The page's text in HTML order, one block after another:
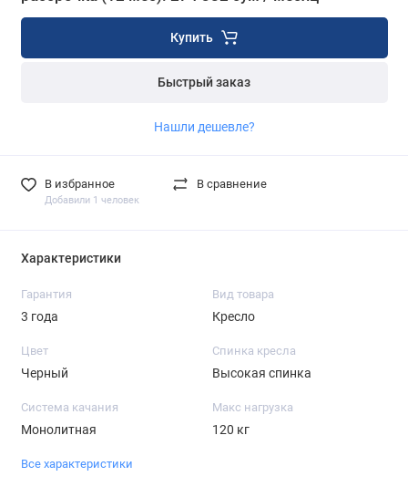
Купить
Быстрый заказ
Нашли дешевле?
В избранное
Добавили 1 человек
В сравнение
Характеристики
Гарантия
3 года
Вид товара
Кресло
Цвет
Черный
Спинка кресла
Высокая спинка
Система качания
Монолитная
Макс нагрузка
120 кг
Все характеристики